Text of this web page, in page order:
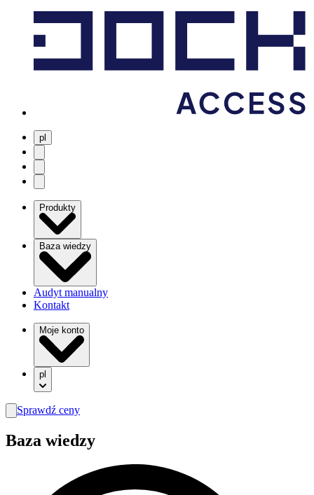
pl
Produkty
Baza wiedzy
Audyt manualny
Kontakt
Moje konto
pl
search
Sprawdź ceny
Baza wiedzy